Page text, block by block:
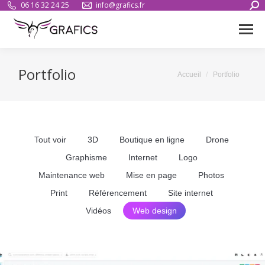
06 16 32 24 25 info@grafics.fr
Portfolio Vous êtes ici :
Accueil Portfolio
Tout voir 3D Boutique en ligne
Drone
Graphisme
Internet
Logo
Maintenance web
Mise en page
Photos
Print
Référencement
Site internet
Vidéos
Web design